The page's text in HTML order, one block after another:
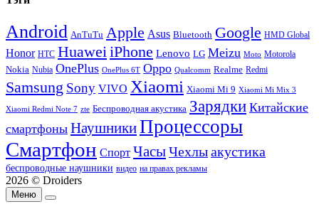
Android AnTuTu Apple Asus Bluetooth Google HMD Global
Honor HTC HuaweiiPhone Lenovo LG Meizu Moto Motorola
Nokia Nubia OnePlus OnePlus 6T Oppo Qualcomm Realme Redmi
Samsung Sony VIVO Xiaomi Xiaomi Mi 9 Xiaomi Mi Mix 3
Xiaomi Redmi Note 7 zte Беспроводная акустика Зарядки Китайские
смартфоны НаушникиПроцессоры
Смартфон Спорт ЧасыЧехлыакустика
беспроводные наушники видео на правах рекламы
2026 © Droiders
Меню